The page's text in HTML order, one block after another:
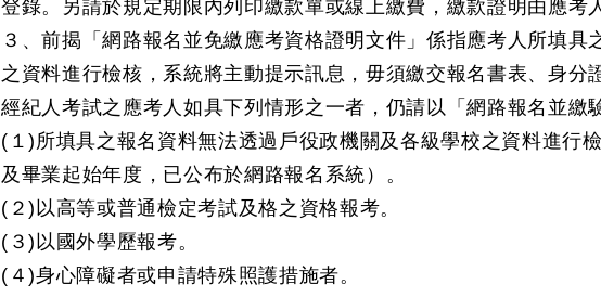
登錄。另請於規定期限內列印繳款單或線上繳費，繳款證明由應考
３、前揭「網路報名並免繳應考資格證明文件」係指應考人所填
之資料進行檢核，系統將主動提示訊息，毋須繳交報名書表、身分
經紀人考試之應考人如具下列情形之一者，仍請以「網路報名並繳
(１)所填具之報名資料無法透過戶役政機關及各級學校之資料進行
及畢業起始年度，已公布於網路報名系統）。
(２)以高等或普通檢定考試及格之資格報考。
(３)以國外學歷報考。
(４)身心障礙者或申請特殊照護措施者。